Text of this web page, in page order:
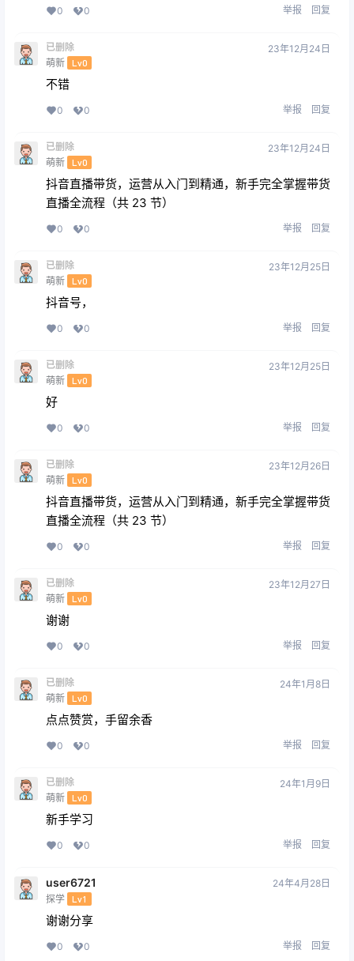
0 0 举报 回复
已删除
萌新 Lv0
23年12月24日
不错
0 0 举报 回复
已删除
萌新 Lv0
23年12月24日
抖音直播带货，运营从入门到精通，新手完全掌握带货
直播全流程（共 23 节）
0 0 举报 回复
已删除
萌新 Lv0
23年12月25日
抖音号，
0 0 举报 回复
已删除
萌新 Lv0
23年12月25日
好
0 0 举报 回复
已删除
萌新 Lv0
23年12月26日
抖音直播带货，运营从入门到精通，新手完全掌握带货
直播全流程（共 23 节）
0 0 举报 回复
已删除
萌新 Lv0
23年12月27日
谢谢
0 0 举报 回复
已删除
萌新 Lv0
24年1月8日
点点赞赏，手留余香
0 0 举报 回复
已删除
萌新 Lv0
24年1月9日
新手学习
0 0 举报 回复
user6721
探学 Lv1
24年4月28日
谢谢分享
0 0 举报 回复